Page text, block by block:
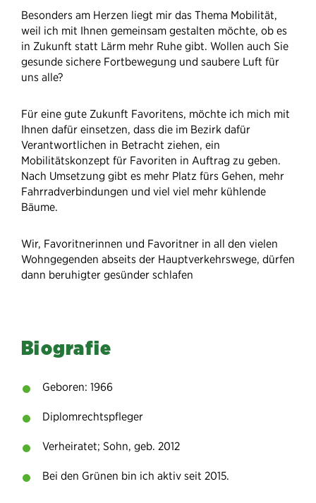
Besonders am Herzen liegt mir das Thema Mobilität,
weil ich mit Ihnen gemeinsam gestalten möchte, ob es
in Zukunft statt Lärm mehr Ruhe gibt. Wollen auch Sie
gesunde sichere Fortbewegung und saubere Luft für
uns alle?
Für eine gute Zukunft Favoritens, möchte ich mich mit
Ihnen dafür einsetzen, dass die im Bezirk dafür
Verantwortlichen in Betracht ziehen, ein
Mobilitätskonzept für Favoriten in Auftrag zu geben.
Nach Umsetzung gibt es mehr Platz fürs Gehen, mehr
Fahrradverbindungen und viel viel mehr kühlende
Bäume.
Wir, Favoritnerinnen und Favoritner in all den vielen
Wohngegenden abseits der Hauptverkehrswege, dürfen
dann beruhigter gesünder schlafen
Biografie
Geboren: 1966
Diplomrechtspfleger
Verheiratet; Sohn, geb. 2012
Bei den Grünen bin ich aktiv seit 2015.